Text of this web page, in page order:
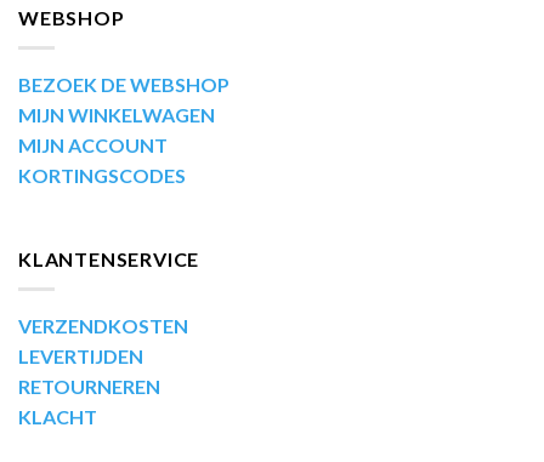
WEBSHOP
BEZOEK DE WEBSHOP
MIJN WINKELWAGEN
MIJN ACCOUNT
KORTINGSCODES
KLANTENSERVICE
VERZENDKOSTEN
LEVERTIJDEN
RETOURNEREN
KLACHT